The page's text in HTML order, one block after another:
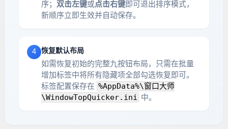
序； 双击左键或点击右键即可退出排序模式，
新顺序立即生效并自动保存。
4 恢复默认布局
如需恢复初始的完整九按钮布局，只需在批量
增加标签中将所有隐藏项全部勾选恢复即可。
标签配置保存在 %AppData%\窗口大师
\WindowTopQuicker.ini 中。